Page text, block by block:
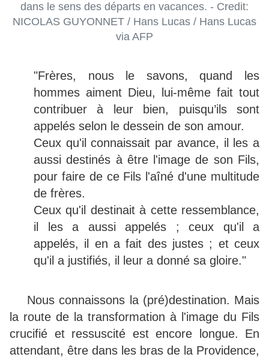
dans le sens des départs en vacances. - Credit:
NICOLAS GUYONNET / Hans Lucas / Hans Lucas
via AFP
"Frères, nous le savons, quand les
hommes aiment Dieu, lui-même fait tout
contribuer à leur bien, puisqu’ils sont
appelés selon le dessein de son amour.
Ceux qu'il connaissait par avance, il les a
aussi destinés à être l'image de son Fils,
pour faire de ce Fils l'aîné d'une multitude
de frères.
Ceux qu'il destinait à cette ressemblance,
il les a aussi appelés ; ceux qu'il a
appelés, il en a fait des justes ; et ceux
qu'il a justifiés, il leur a donné sa gloire."
Nous connaissons la (pré)destination. Mais
la route de la transformation à l'image du Fils
crucifié et ressuscité est encore longue. En
attendant, être dans les bras de la Providence,